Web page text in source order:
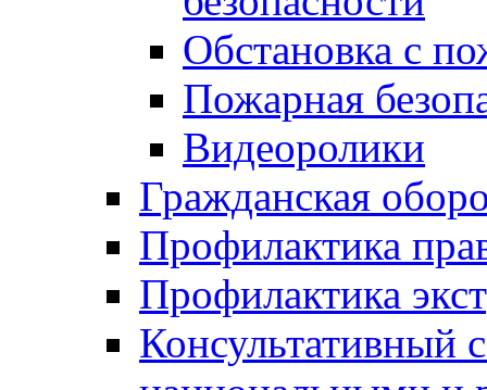
Обстановка с
Пожарная
Видеоролики
Гражданская
Профилактика
Профилактика
Консультативный